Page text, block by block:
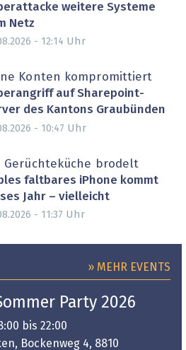
weitere Systeme
Netz
- 12:14 Uhr
Konten kompromittiert
auf Sharepoint-
des Kantons Graubünden
- 10:47 Uhr
Gerüchteküche brodelt
faltbares iPhone kommt
Jahr – vielleicht
- 11:37 Uhr
» MEHR EVENTS
Party 2026
bis 22:00
Bockenweg 4, 8810